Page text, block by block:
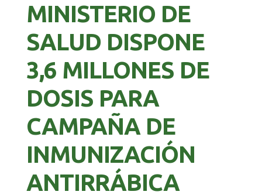
MINISTERIO DE
SALUD DISPONE
3,6 MILLONES DE
DOSIS PARA
CAMPAÑA DE
INMUNIZACIÓN
ANTIRRÁBICA